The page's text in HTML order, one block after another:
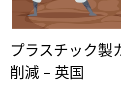
プラスチック製
削減 – 英国